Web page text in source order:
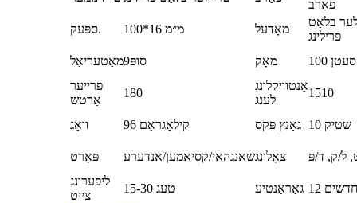
פאַרב
ספּעק.
100*16 מ״מ מאָדעל
בלאַט
פרילינג
מאַטעריאַל סופּ9 מאָק
100 סעטן
פרייער
אַרטש
180
אַנטוויקלונג
לענג
1510
וואָג 96 קילאָגראַם גאַנץ פּקס 10 שטיק
פּאָרט שאַנגהאַי/קסיאַמען/אַנדערעצאָלונג
ל/ק, ד/פּ
ליפערונג
צייט
15-30 טעג גאַראַנטיע
12 חדשים